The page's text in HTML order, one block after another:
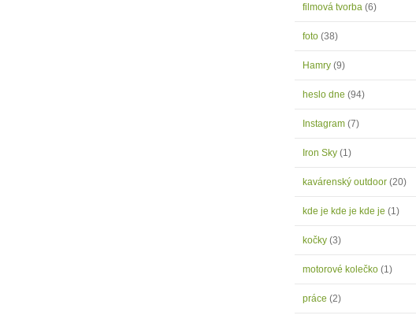
filmová tvorba (6)
foto (38)
Hamry (9)
heslo dne (94)
Instagram (7)
Iron Sky (1)
kavárenský outdoor (20)
kde je kde je kde je (1)
kočky (3)
motorové kolečko (1)
práce (2)